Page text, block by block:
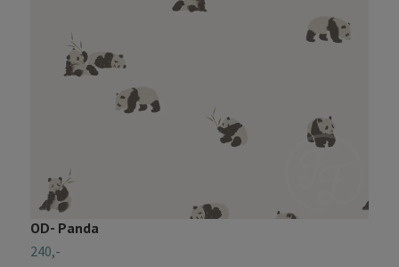
OD- Panda
240,-